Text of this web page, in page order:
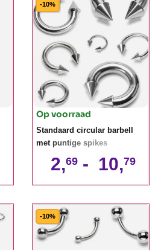
-10%
Op voorraad
Standaard circular barbell
met puntige spikes
2,69 - 10,79
-10%